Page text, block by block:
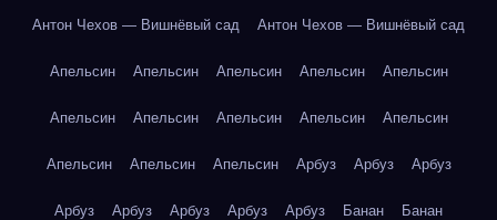
Антон Чехов — Вишнёвый сад Антон Чехов — Вишнёвый сад
Апельсин Апельсин Апельсин Апельсин Апельсин
Апельсин Апельсин Апельсин Апельсин Апельсин
Апельсин Апельсин Апельсин Арбуз Арбуз Арбуз
Арбуз Арбуз Арбуз Арбуз Арбуз Банан Банан